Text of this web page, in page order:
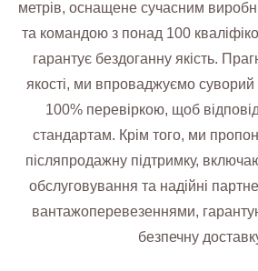
метрів, оснащене сучасним
та командою з понад 100
гарантує бездоганну якість.
якості, ми впроваджуємо суворий
100% перевіркою, щоб
стандартам. Крім того, ми
післяпродажну підтримку,
обслуговування та надійні
вантажоперевезеннями,
безпечну